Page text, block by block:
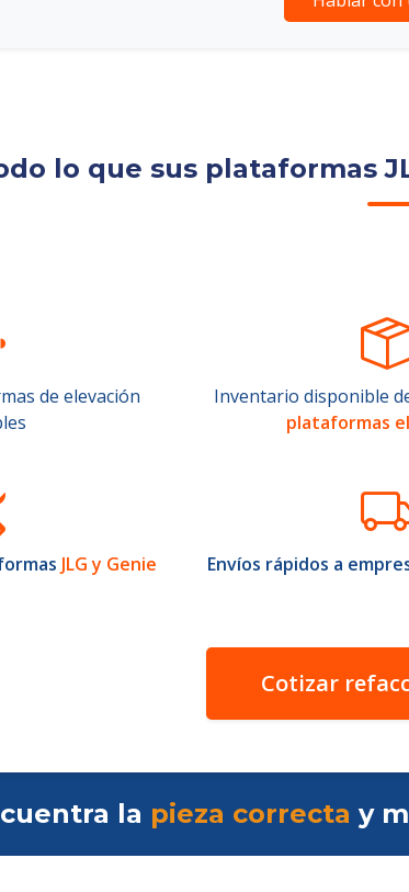
lo que sus plataformas
de elevación
Inventario disponible
plataformas
JLG y Genie Envíos rápidos a
Cotizar
la pieza correcta y